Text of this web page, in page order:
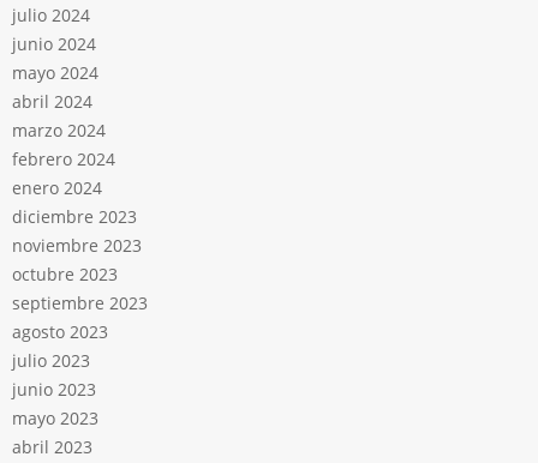
julio 2024
junio 2024
mayo 2024
abril 2024
marzo 2024
febrero 2024
enero 2024
diciembre 2023
noviembre 2023
octubre 2023
septiembre 2023
agosto 2023
julio 2023
junio 2023
mayo 2023
abril 2023